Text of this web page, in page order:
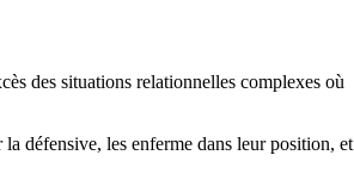
des situations relationnelles complexes où
la défensive, les enferme dans leur position, et